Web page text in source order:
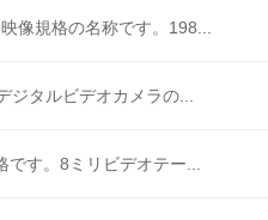
像規格の名称です。198...
タルビデオカメラの...
す。8ミリビデオテー...